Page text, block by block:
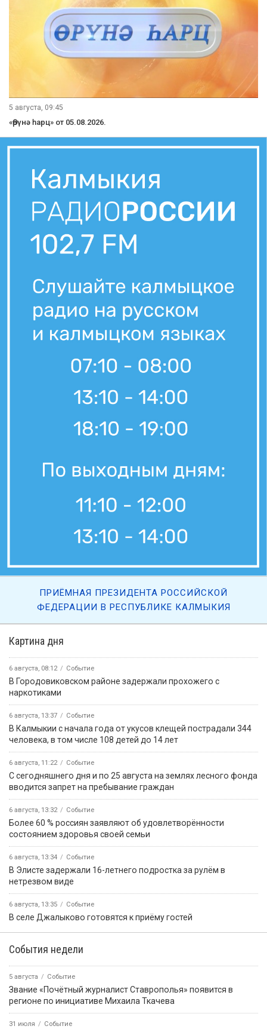
Картина дня
6 августа, 08:12 Событие
В Городовиковском районе задержали прохожего с
наркотиками
6 августа, 13:37 Событие
В Калмыкии с начала года от укусов клещей пострадали 344
человека, в том числе 108 детей до 14 лет
6 августа, 11:22 Событие
С сегодняшнего дня и по 25 августа на землях лесного фонда
вводится запрет на пребывание граждан
6 августа, 13:32 Событие
Более 60 % россиян заявляют об удовлетворённости
состоянием здоровья своей семьи
6 августа, 13:34 Событие
В Элисте задержали 16-летнего подростка за рулём в
нетрезвом виде
6 августа, 13:35 Событие
В селе Джалыково готовятся к приёму гостей
События недели
5 августа Событие
Звание «Почётный журналист Ставрополья» появится в
регионе по инициативе Михаила Ткачева
31 июля Событие
5 августа, 09:45
«Өрүнә һарц» от 05.08.2026.
ПРИЁМНАЯ ПРЕЗИДЕНТА РОССИЙСКОЙ
ФЕДЕРАЦИИ В РЕСПУБЛИКЕ КАЛМЫКИЯ